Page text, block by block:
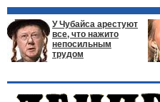
У Чубайса арестуют
все, что нажито
непосильным
трудом